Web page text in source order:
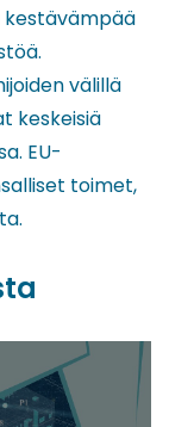
kestävämpää
välillä
keskeisiä
EU-
toimet,